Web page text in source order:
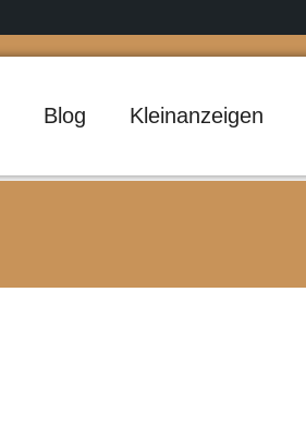
Blog Kleinanzeigen